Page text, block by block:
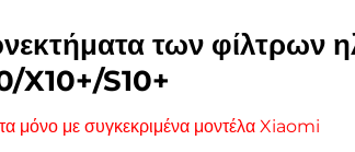
των
X10+/S10+
μόνο με συγκεκριμένα μοντέλα Xiaomi